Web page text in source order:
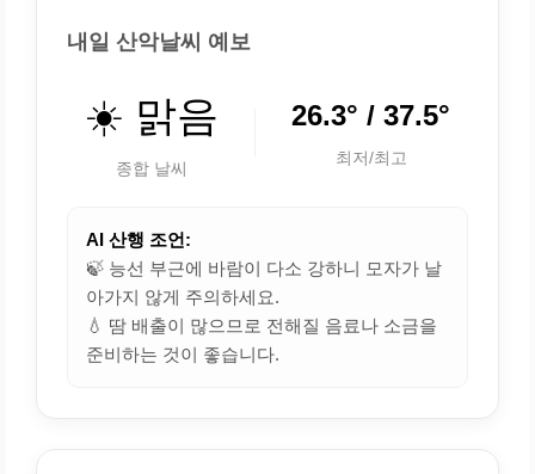
내일 산악날씨 예보
☀️ 맑음
종합 날씨
26.3° / 37.5°
최저/최고
AI 산행 조언:
🍃 능선 부근에 바람이 다소 강하니 모자가 날
아가지 않게 주의하세요.
💧 땀 배출이 많으므로 전해질 음료나 소금을
준비하는 것이 좋습니다.